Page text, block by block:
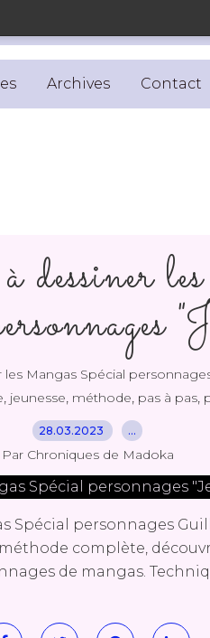
Archives Contact
dessiner
Mangas Spécial
, jeunesse, méthode, pas à pas,
28.03.2023 …
Par Chroniques de Madoka
Spécial personnages
complète,
de mangas.